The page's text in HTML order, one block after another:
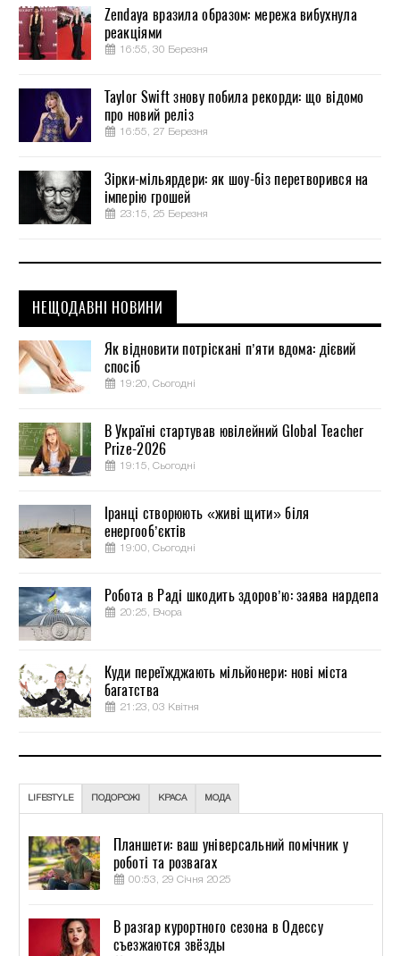
Zendaya вразила образом: мережа вибухнула
реакціями
16:55, 30 Березня
Taylor Swift знову побила рекорди: що відомо
про новий реліз
16:55, 27 Березня
Зірки-мільярдери: як шоу-біз перетворився на
імперію грошей
23:15, 25 Березня
НЕЩОДАВНІ НОВИНИ
Як відновити потріскані п’яти вдома: дієвий
спосіб
19:20, Сьогодні
В Україні стартував ювілейний Global Teacher
Prize-2026
19:15, Сьогодні
Іранці створюють «живі щити» біля
енергооб’єктів
19:00, Сьогодні
Робота в Раді шкодить здоров’ю: заява нардепа
20:25, Вчора
Куди переїжджають мільйонери: нові міста
багатства
21:23, 03 Квітня
LIFESTYLE ПОДОРОЖІ КРАСА МОДА
Планшети: ваш універсальний помічник у
роботі та розвагах
00:53, 29 Січня 2025
В разгар курортного сезона в Одессу
съезжаются звёзды